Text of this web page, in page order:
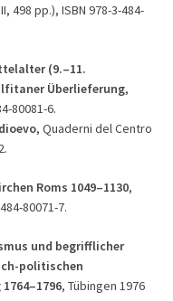
498 pp.), ISBN 978-3-484-
(9.–11.
Überlieferung,
80081-6.
, Quaderni del Centro
Roms 1049–1130,
80071-7.
und begrifflicher
politischen
, Tübingen 1976